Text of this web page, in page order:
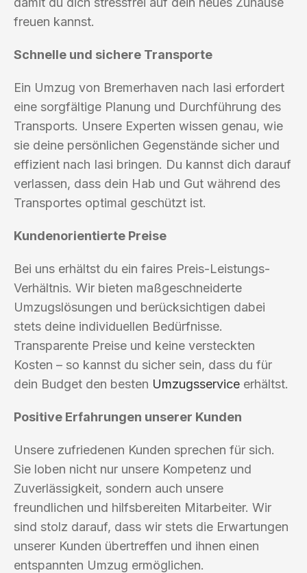
freuen kannst.
Schnelle und sichere Transporte
Ein Umzug von Bremerhaven nach Iasi erfordert
eine sorgfältige Planung und Durchführung des
Transports. Unsere Experten wissen genau, wie
sie deine persönlichen Gegenstände sicher und
effizient nach Iasi bringen. Du kannst dich darauf
verlassen, dass dein Hab und Gut während des
Transportes optimal geschützt ist.
Kundenorientierte Preise
Bei uns erhältst du ein faires Preis-Leistungs-
Verhältnis. Wir bieten maßgeschneiderte
Umzugslösungen und berücksichtigen dabei
stets deine individuellen Bedürfnisse.
Transparente Preise und keine versteckten
Kosten – so kannst du sicher sein, dass du für
dein Budget den besten Umzugsservice erhältst.
Positive Erfahrungen unserer Kunden
Unsere zufriedenen Kunden sprechen für sich.
Sie loben nicht nur unsere Kompetenz und
Zuverlässigkeit, sondern auch unsere
freundlichen und hilfsbereiten Mitarbeiter. Wir
sind stolz darauf, dass wir stets die Erwartungen
unserer Kunden übertreffen und ihnen einen
entspannten Umzug ermöglichen.